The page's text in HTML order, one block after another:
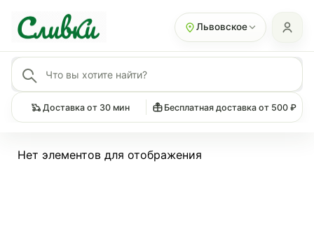
Львовское
Доставка от 30 мин Бесплатная доставка от 500 ₽
Нет элементов для отображения